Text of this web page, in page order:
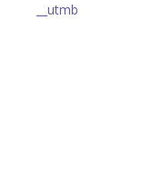
__utmb